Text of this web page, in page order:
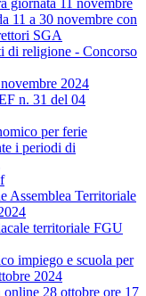
giornata 11 novembre
11 a 30 novembre con
SGA
di religione - Concorso
2024
n. 31 del 04
per ferie
i periodi di
Assemblea Territoriale
territoriale FGU
impiego e scuola per
2024
28 ottobre ore 17